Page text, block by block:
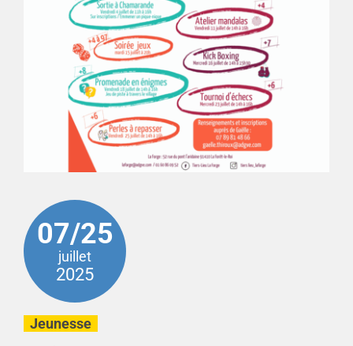
07/25
juillet
2025
Jeunesse